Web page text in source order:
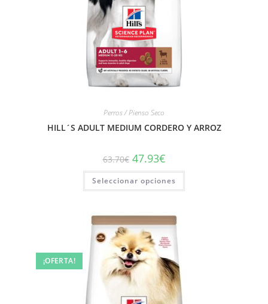
Perros / Pienso Seco
HILL´S ADULT MEDIUM CORDERO Y ARROZ
63.70€ 47.93€
Seleccionar opciones
¡OFERTA!